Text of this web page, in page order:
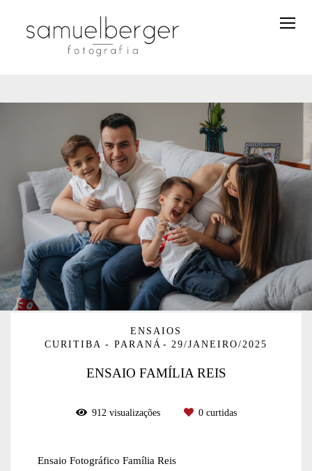
ENSAIOS
CURITIBA - PARANÁ
29/JANEIRO/2025
ENSAIO FAMÍLIA REIS
912visualizações 0curtidas
Ensaio Fotográfico Família Reis